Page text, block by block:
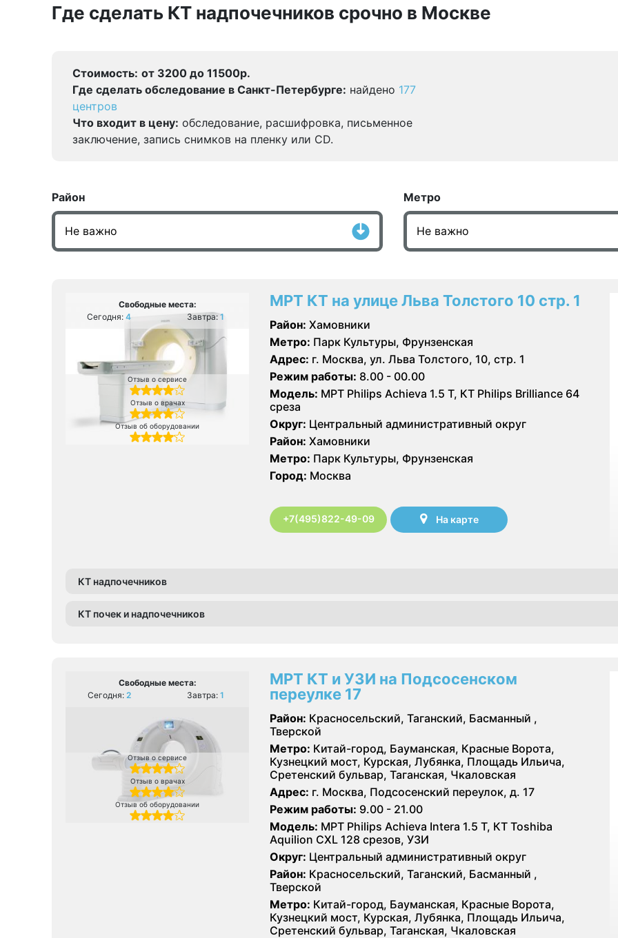
Где сделать КТ надпочечников срочно в Москве
Стоимость: от 3200 до 11500р.
Где сделать обследование в Санкт-Петербурге: найдено 177
центров
Что входит в цену: обследование, расшифровка, письменное
заключение, запись снимков на пленку или CD.
Район Метро
Свободные места:
Сегодня: 4 Завтра: 1
Отзыв о сервисе
Отзыв о врачах
Отзыв об оборудовании
МРТ КТ на улице Льва Толстого 10 стр. 1
Район: Хамовники
Метро: Парк Культуры, Фрунзенская
Адрес: г. Москва, ул. Льва Толстого, 10, стр. 1
Режим работы: 8.00 - 00.00
Модель: МРТ Philips Achieva 1.5 T, КТ Philips Brilliance 64
среза
Округ: Центральный административный округ
Район: Хамовники
Метро: Парк Культуры, Фрунзенская
Город: Москва
+7(495)822-49-09 На карте
КТ надпочечников
КТ почек и надпочечников
Свободные места:
Сегодня: 2 Завтра: 1
Отзыв о сервисе
Отзыв о врачах
Отзыв об оборудовании
МРТ КТ и УЗИ на Подсосенском
переулке 17
Район: Красносельский, Таганский, Басманный ,
Тверской
Метро: Китай-город, Бауманская, Красные Ворота,
Кузнецкий мост, Курская, Лубянка, Площадь Ильича,
Сретенский бульвар, Таганская, Чкаловская
Адрес: г. Москва, Подсосенский переулок, д. 17
Режим работы: 9.00 - 21.00
Модель: МРТ Philips Achieva Intera 1.5 T, КТ Toshiba
Aquilion CXL 128 срезов, УЗИ
Округ: Центральный административный округ
Район: Красносельский, Таганский, Басманный ,
Тверской
Метро: Китай-город, Бауманская, Красные Ворота,
Кузнецкий мост, Курская, Лубянка, Площадь Ильича,
Сретенский бульвар, Таганская, Чкаловская